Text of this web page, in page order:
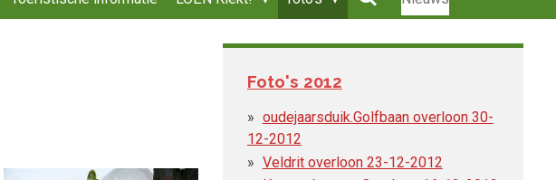
Foto's 2012
oudejaarsduik.Golfbaan overloon 30-
12-2012
Veldrit overloon 23-12-2012